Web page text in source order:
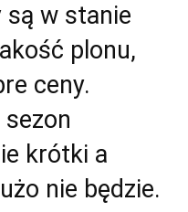
w stanie
plonu,
ceny.
krótki a
nie będzie.